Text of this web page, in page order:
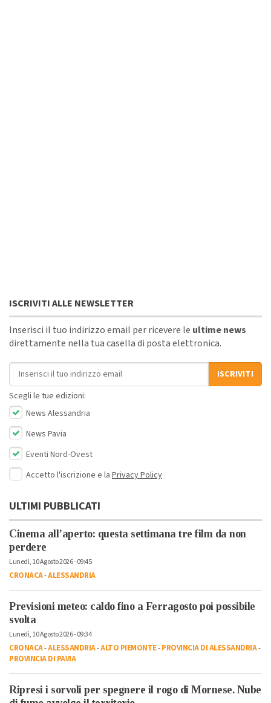
ISCRIVITI ALLE NEWSLETTER
Inserisci il tuo indirizzo email per ricevere le ultime news
direttamente nella tua casella di posta elettronica.
Indirizzo email
ISCRIVITI
Scegli le tue edizioni:
News Alessandria
News Pavia
Eventi Nord-Ovest
Accetto l'iscrizione e la Privacy Policy
ULTIMI PUBBLICATI
Cinema all’aperto: questa settimana tre film da non
perdere
Lunedì, 10 Agosto 2026 - 09:45
CRONACA-ALESSANDRIA
Previsioni meteo: caldo fino a Ferragosto poi possibile
svolta
Lunedì, 10 Agosto 2026 - 09:34
CRONACA-ALESSANDRIA-ALTO PIEMONTE-PROVINCIA DI ALESSANDRIA-
PROVINCIA DI PAVIA
Ripresi i sorvoli per spegnere il rogo di Mornese. Nube